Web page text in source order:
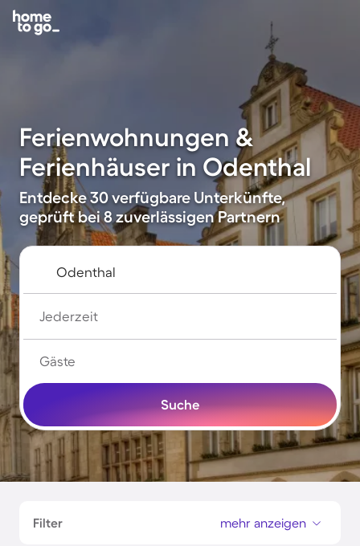
Ferienwohnungen &
Ferienhäuser in Odenthal
Entdecke 30 verfügbare Unterkünfte,
geprüft bei 8 zuverlässigen Partnern
Jederzeit
Gäste
Suche
Filter mehr anzeigen